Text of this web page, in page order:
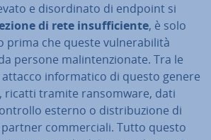
e di­sor­di­na­to di endpoint si
di rete in­suf­fi­cien­te, è solo
prima che queste vul­ne­ra­bi­li­tà
persone ma­lin­ten­zio­na­te. Tra le
in­for­ma­ti­co di questo genere
ricatti tramite ran­som­ware, dati
esterno o di­stri­bu­zio­ne di
com­mer­cia­li. Tutto questo